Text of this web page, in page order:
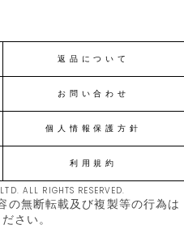
返品について
お問い合わせ
個人情報保護方針
利用規約
ALL RIGHTS RESERVED.
の無断転載及び複製等の行為は
さい。